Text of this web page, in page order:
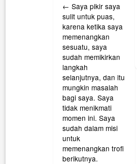
navigation
← Saya pikir saya
sulit untuk puas,
karena ketika saya
memenangkan
sesuatu, saya
sudah memikirkan
langkah
selanjutnya, dan itu
mungkin masalah
bagi saya. Saya
tidak menikmati
momen ini. Saya
sudah dalam misi
untuk
memenangkan trofi
berikutnya.